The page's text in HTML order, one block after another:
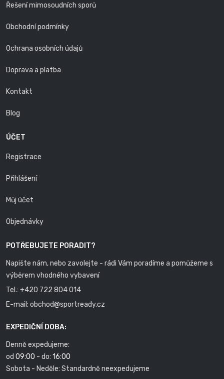
Řešení mimosoudních sporů
Obchodní podmínky
Ochrana osobních údajů
Doprava a platba
Kontakt
Blog
ÚČET
Registrace
Přihlášení
Můj účet
Objednávky
POTŘEBUJETE PORADIT?
Napište nám, nebo zavolejte - rádi Vám poradíme a pomůžeme s
výběrem vhodného vybavení
Tel.: +420 722 804 014
E-mail: obchod@sportready.cz
EXPEDIČNÍ DOBA:
Denně expedujeme:
od 09:00 - do: 16:00
Sobota - Neděle: Standardně neexpedujeme